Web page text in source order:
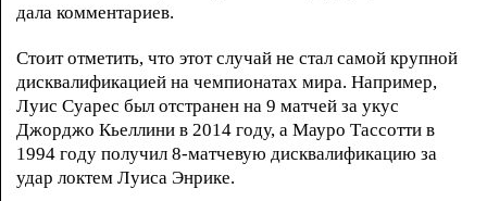
дала комментариев.
Стоит отметить, что этот случай не стал самой крупной
дисквалификацией на чемпионатах мира. Например,
Луис Суарес был отстранен на 9 матчей за укус
Джорджо Кьеллини в 2014 году, а Мауро Тассотти в
1994 году получил 8-матчевую дисквалификацию за
удар локтем Луиса Энрике.